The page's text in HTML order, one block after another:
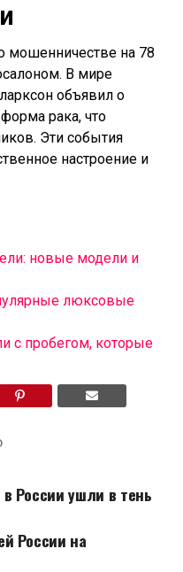
мошенничестве на 78
В мире
объявил о
рака, что
Эти события
настроение и
новые модели и
люксовые
с пробегом, которые
России ушли в тень
России на